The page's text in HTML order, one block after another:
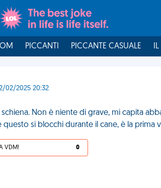
PICCANTI PICCANTE CASUALE
02/2025 20:32
Non è niente di grave, mi capita
questo si blocchi durante il cane, è la prima
VDM! 0